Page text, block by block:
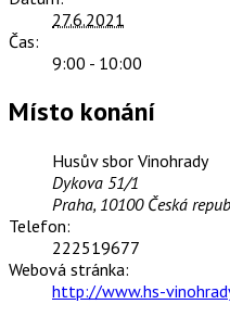
27.6.2021
Čas:
9:00 - 10:00
Místo konání
Husův sbor Vinohrady
Dykova 51/1
Praha, 10100 Česká
Telefon:
222519677
Webová stránka:
http://www.hs-